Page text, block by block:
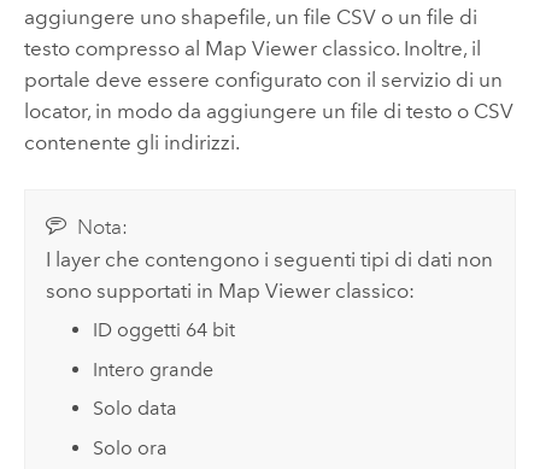
aggiungere uno shapefile, un file CSV o un file di
testo compresso al Map Viewer classico. Inoltre, il
portale deve essere configurato con il servizio di un
locator, in modo da aggiungere un file di testo o CSV
contenente gli indirizzi.
Nota:
I layer che contengono i seguenti tipi di dati non
sono supportati in Map Viewer classico:
ID oggetti 64 bit
Intero grande
Solo data
Solo ora